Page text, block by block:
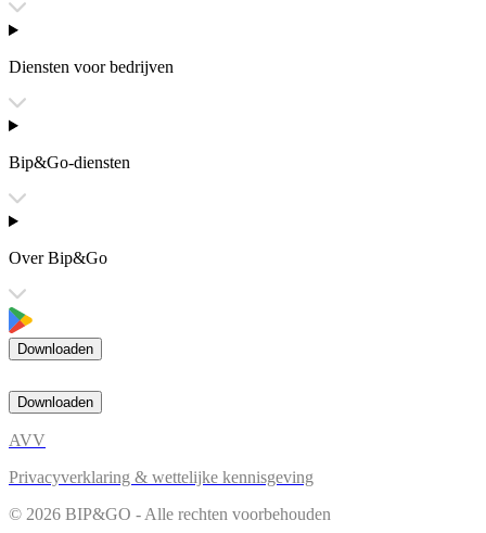
Diensten voor bedrijven
Bip&Go-diensten
Over Bip&Go
Downloaden
Downloaden
AVV
Privacyverklaring & wettelijke kennisgeving
© 2026 BIP&GO - Alle rechten voorbehouden